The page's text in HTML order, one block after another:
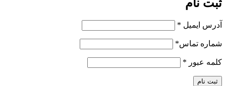
ثبت نام
آدرس ایمیل *
شماره تماس*
کلمه عبور *
ثبت نام